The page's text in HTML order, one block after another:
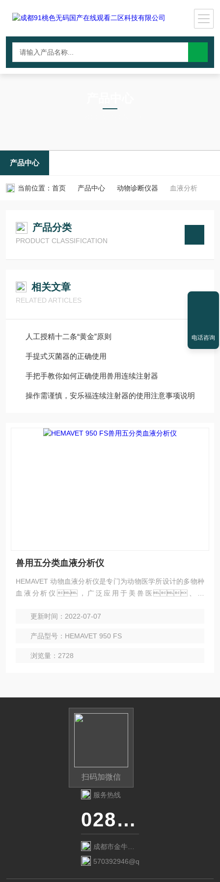
产品中心
当前位置： 首页 产品中心 动物诊断仪器 血液分析
产品分类
PRODUCT CLASSIFICATION
相关文章
RELATED ARTICLES
人工授精十二条“黄金”原则
手提式灭菌器的正确使用
手把手教你如何正确使用兽用连续注射器
操作需谨慎，安乐福连续注射器的使用注意事项说明
兽用五分类血液分析仪
HEMAVET 动物血液分析仪是专门为动物医学所设计的多物种
血液分析仪，广泛应用于美兽医、药
年。 CDC Technologies从事动物用血液分析仪研
进，使HEMAVET 950动物血液分析成为非常完善和稳
定的系统。
更新时间：2022-07-07
产品型号：HEMAVET 950 FS
浏览量：2728
扫码加微信
服务热线
028-87741718
成都市金牛区
金府路799号1
570392946@qq.com
电话咨询